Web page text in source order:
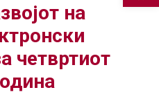
на
четвртиот